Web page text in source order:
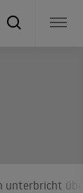
unterbricht